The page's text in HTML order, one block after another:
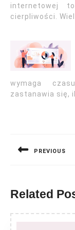
internetowej
cierpliwości.
wymaga
zastanawia się,
PREVIOUS
Related